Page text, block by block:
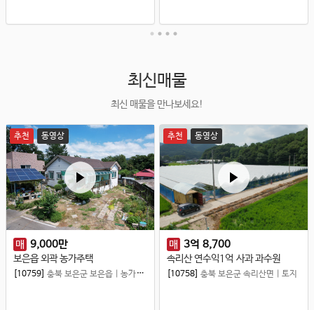
최신매물
최신 매물을 만나보세요!
추천 동영상
매 9,000만
보은읍 외곽 농가주택
[10759] 충북 보은군 보은읍 농가주택
추천 동영상
매 3억 8,700
속리산 연수익1억 사과 과수원
[10758] 충북 보은군 속리산면 토지